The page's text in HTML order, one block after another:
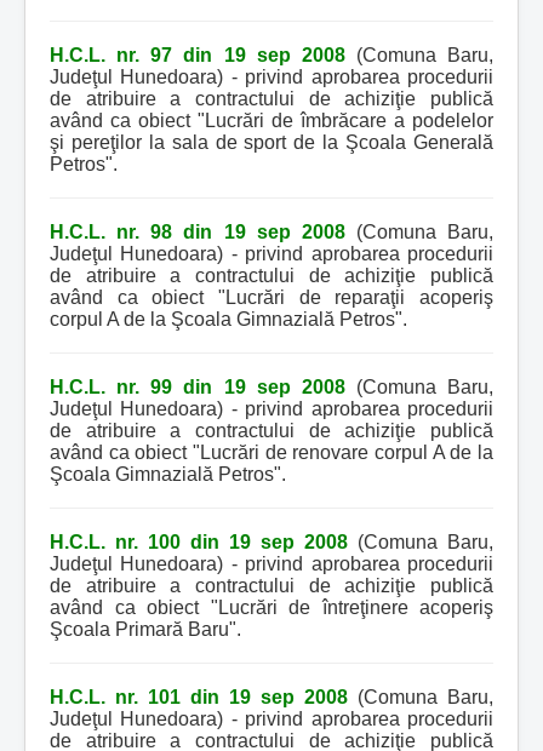
H.C.L. nr. 97 din 19 sep 2008(Comuna Baru,
Judeţul Hunedoara) - privind aprobarea procedurii
de atribuire a contractului de achiziţie publică
având ca obiect "Lucrări de îmbrăcare a podelelor
şi pereţilor la sala de sport de la Şcoala Generală
Petros".
H.C.L. nr. 98 din 19 sep 2008(Comuna Baru,
Judeţul Hunedoara) - privind aprobarea procedurii
de atribuire a contractului de achiziţie publică
având ca obiect "Lucrări de reparaţii acoperiş
corpul A de la Şcoala Gimnazială Petros".
H.C.L. nr. 99 din 19 sep 2008(Comuna Baru,
Judeţul Hunedoara) - privind aprobarea procedurii
de atribuire a contractului de achiziţie publică
având ca obiect "Lucrări de renovare corpul A de la
Şcoala Gimnazială Petros".
H.C.L. nr. 100 din 19 sep 2008 (Comuna Baru,
Judeţul Hunedoara) - privind aprobarea procedurii
de atribuire a contractului de achiziţie publică
având ca obiect "Lucrări de întreţinere acoperiş
Şcoala Primară Baru".
H.C.L. nr. 101 din 19 sep 2008 (Comuna Baru,
Judeţul Hunedoara) - privind aprobarea procedurii
de atribuire a contractului de achiziţie publică